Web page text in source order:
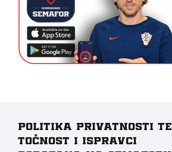
Politika privatnosti te
točnost i ispravci